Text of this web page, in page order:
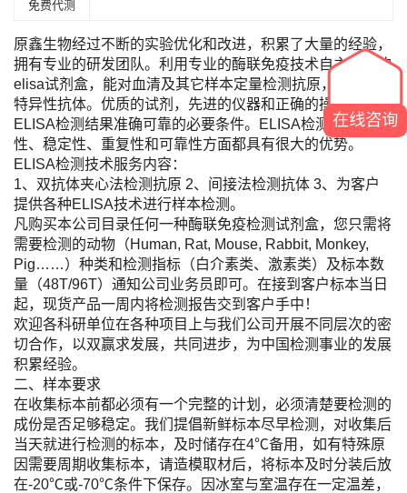
免费代测
原鑫生物经过不断的实验优化和改进，积累了大量的经验，
拥有专业的研发团队。利用专业的酶联免疫技术自主研发的
elisa试剂盒，能对血清及其它样本定量检测抗原，定性检测
特异性抗体。优质的试剂，先进的仪器和正确的操作是保证
ELISA检测结果准确可靠的必要条件。ELISA检测的方便
性、稳定性、重复性和可靠性方面都具有很大的优势。
ELISA检测技术服务内容：
1、双抗体夹心法检测抗原 2、间接法检测抗体 3、为客户
提供各种ELISA技术进行样本检测。
凡购买本公司目录任何一种酶联免疫检测试剂盒，您只需将
需要检测的动物（Human, Rat, Mouse, Rabbit, Monkey,
Pig……）种类和检测指标（白介素类、激素类）及标本数
量（48T/96T）通知公司业务员即可。在接到客户标本当日
起，现货产品一周内将检测报告交到客户手中！
欢迎各科研单位在各种项目上与我们公司开展不同层次的密
切合作，以双赢求发展，共同进步，为中国检测事业的发展
积累经验。
二、样本要求
在收集标本前都必须有一个完整的计划，必须清楚要检测的
成份是否足够稳定。我们提倡新鲜标本尽早检测，对收集后
当天就进行检测的标本，及时储存在4℃备用，如有特殊原
因需要周期收集标本，请造模取材后，将标本及时分装后放
在-20℃或-70℃条件下保存。因冰室与室温存在一定温差，
在线咨询